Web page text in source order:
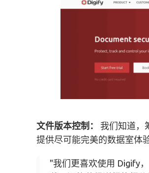
文件版本控制：
我们知道，
提供尽可能完美的数据室体
"我们更喜欢使用 Digify